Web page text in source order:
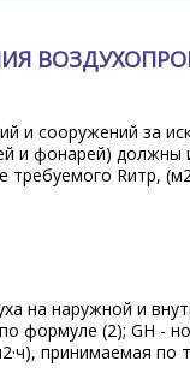
и сооружений за
и фонарей) должны
требуемого Rитр, (м
на наружной и
формуле (2); GH -
2·ч), принимаемая по